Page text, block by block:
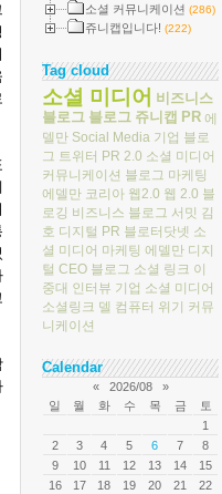
소셜 커뮤니케이션 (286)
쥬니캡입니다! (222)
Tag cloud
소셜 미디어 비즈니스
블로그 블로그 쥬니캡 PR 에
델만 Social Media 기업 블로
그 트위터 PR 2.0 소셜 미디어
커뮤니케이션 블로그 마케팅
에델만 코리아 웹2.0 웹 2.0 블
로깅 비즈니스 블로그 서밋 김
호 디지털 PR 블로터닷넷 소
셜 미디어 마케팅 에델만 디지
털 CEO 블로그 소셜 링크 이
중대 인터뷰 기업 소셜 미디어
소셜링크 델 컴퓨터 위기 커뮤
니케이션
Calendar
« 2026/08
»
일
월 화 수 목 금
토
1
2
3 4 5 6 7
8
9
10 11 12 13 14
15
16
17 18 19 20 21
22